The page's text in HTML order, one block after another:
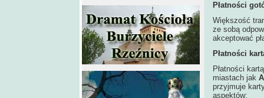
Płatności
Większość
ze sobą
akceptować
Płatności
Płatności
miastach jak
przyjmuje
aspektów: